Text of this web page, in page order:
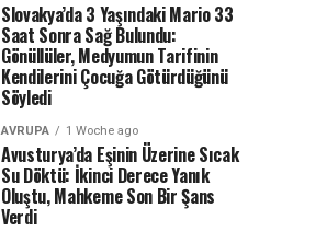
Slovakya’da 3 Yaşındaki Mario 33
Saat Sonra Sağ Bulundu:
Gönüllüler, Medyumun Tarifinin
Kendilerini Çocuğa Götürdüğünü
Söyledi
AVRUPA 1 Woche ago
Avusturya’da Eşinin Üzerine Sıcak
Su Döktü: İkinci Derece Yanık
Oluştu, Mahkeme Son Bir Şans
Verdi